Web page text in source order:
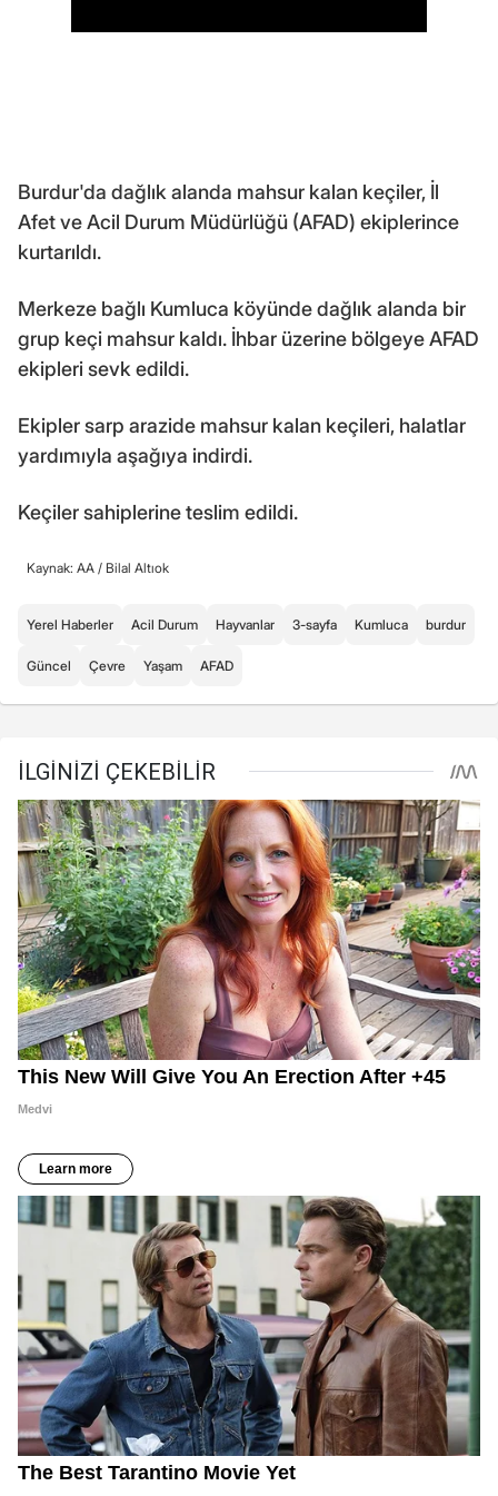
Burdur'da dağlık alanda mahsur kalan keçiler, İl
Afet ve Acil Durum Müdürlüğü (AFAD) ekiplerince
kurtarıldı.
Merkeze bağlı Kumluca köyünde dağlık alanda bir
grup keçi mahsur kaldı. İhbar üzerine bölgeye AFAD
ekipleri sevk edildi.
Ekipler sarp arazide mahsur kalan keçileri, halatlar
yardımıyla aşağıya indirdi.
Keçiler sahiplerine teslim edildi.
Kaynak: AA / Bilal Altıok
Yerel Haberler Acil Durum Hayvanlar 3-sayfa Kumluca burdur
Güncel Çevre Yaşam AFAD